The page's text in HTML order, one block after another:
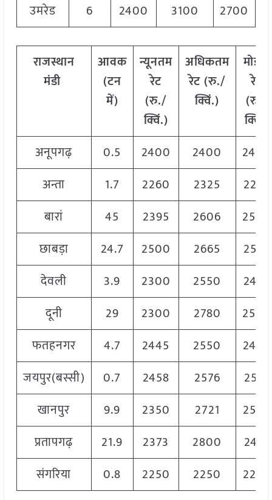
उमरेड
6 2400 3100 2700
राजस्थान
मंडी
आवक
(टन
में)
न्यूनतम
रेट
(रु./
क्विं.)
अधिकतम
रेट (रु./
क्विं.)
मोडल
रेट
(रु
क्विं
अनूपगढ़
0.5 2400 2400
2400
अन्ता
1.7 2260 2325
2292
बारां
45 2395 2606
2540
छाबड़ा
24.7 2500 2665
2562
देवली
3.9 2300 2550
2425
दूनी
29 2300 2780
2540
फतहनगर
4.7 2445 2550
2445
जयपुर(बस्सी)
0.7 2458 2576
2517
खानपुर
9.9 2350 2721
2550
प्रतापगढ़
21.9 2373 2800
2479
संगरिया
0.8 2250 2250 2250